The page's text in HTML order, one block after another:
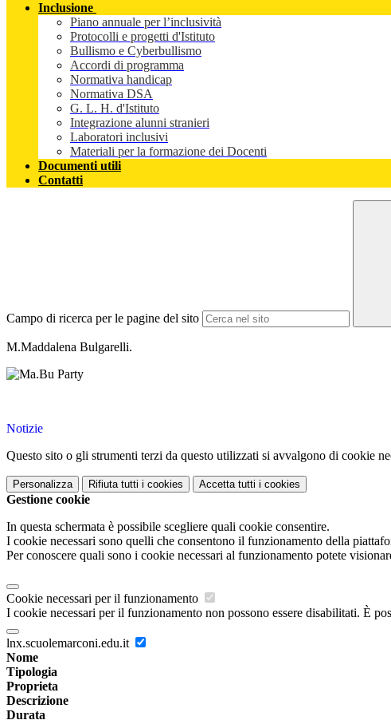
Inclusione
Piano annuale per l’inclusività
Protocolli e progetti d'Istituto
Bullismo e Cyberbullismo
Accordi di programma
Normativa handicap
Normativa DSA
G. L. H. d'Istituto
Integrazione alunni stranieri
Laboratori inclusivi
Materiali per la formazione dei Docenti
Documenti utili
Contatti
Campo di ricerca per le pagine del sito
M.Maddalena Bulgarelli.
Notizie
Questo sito o gli strumenti terzi da questo utilizzati si avvalgono di cookie
Personalizza Rifiuta tutti i cookies Accetta tutti i cookies
Gestione cookie
In questa schermata è possibile scegliere quali cookie consentire.
I cookie necessari sono quelli che consentono il funzionamento della
Per conoscere quali sono i cookie necessari al funzionamento potete
Cookie necessari per il funzionamento
I cookie necessari per il funzionamento non possono essere disabilitati. È
lnx.scuolemarconi.edu.it
Nome
Tipologia
Proprieta
Descrizione
Durata